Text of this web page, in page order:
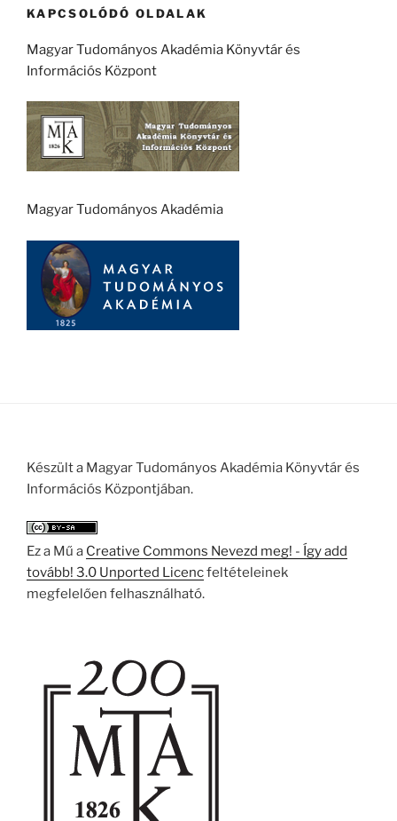
KAPCSOLÓDÓ OLDALAK
Magyar Tudományos Akadémia Könyvtár és
Információs Központ
Magyar Tudományos Akadémia
Készült a Magyar Tudományos Akadémia Könyvtár és
Információs Központjában.
Ez a Mű a Creative Commons Nevezd meg! - Így add
tovább! 3.0 Unported Licencfeltételeinek
megfelelően felhasználható.